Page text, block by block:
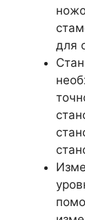
для